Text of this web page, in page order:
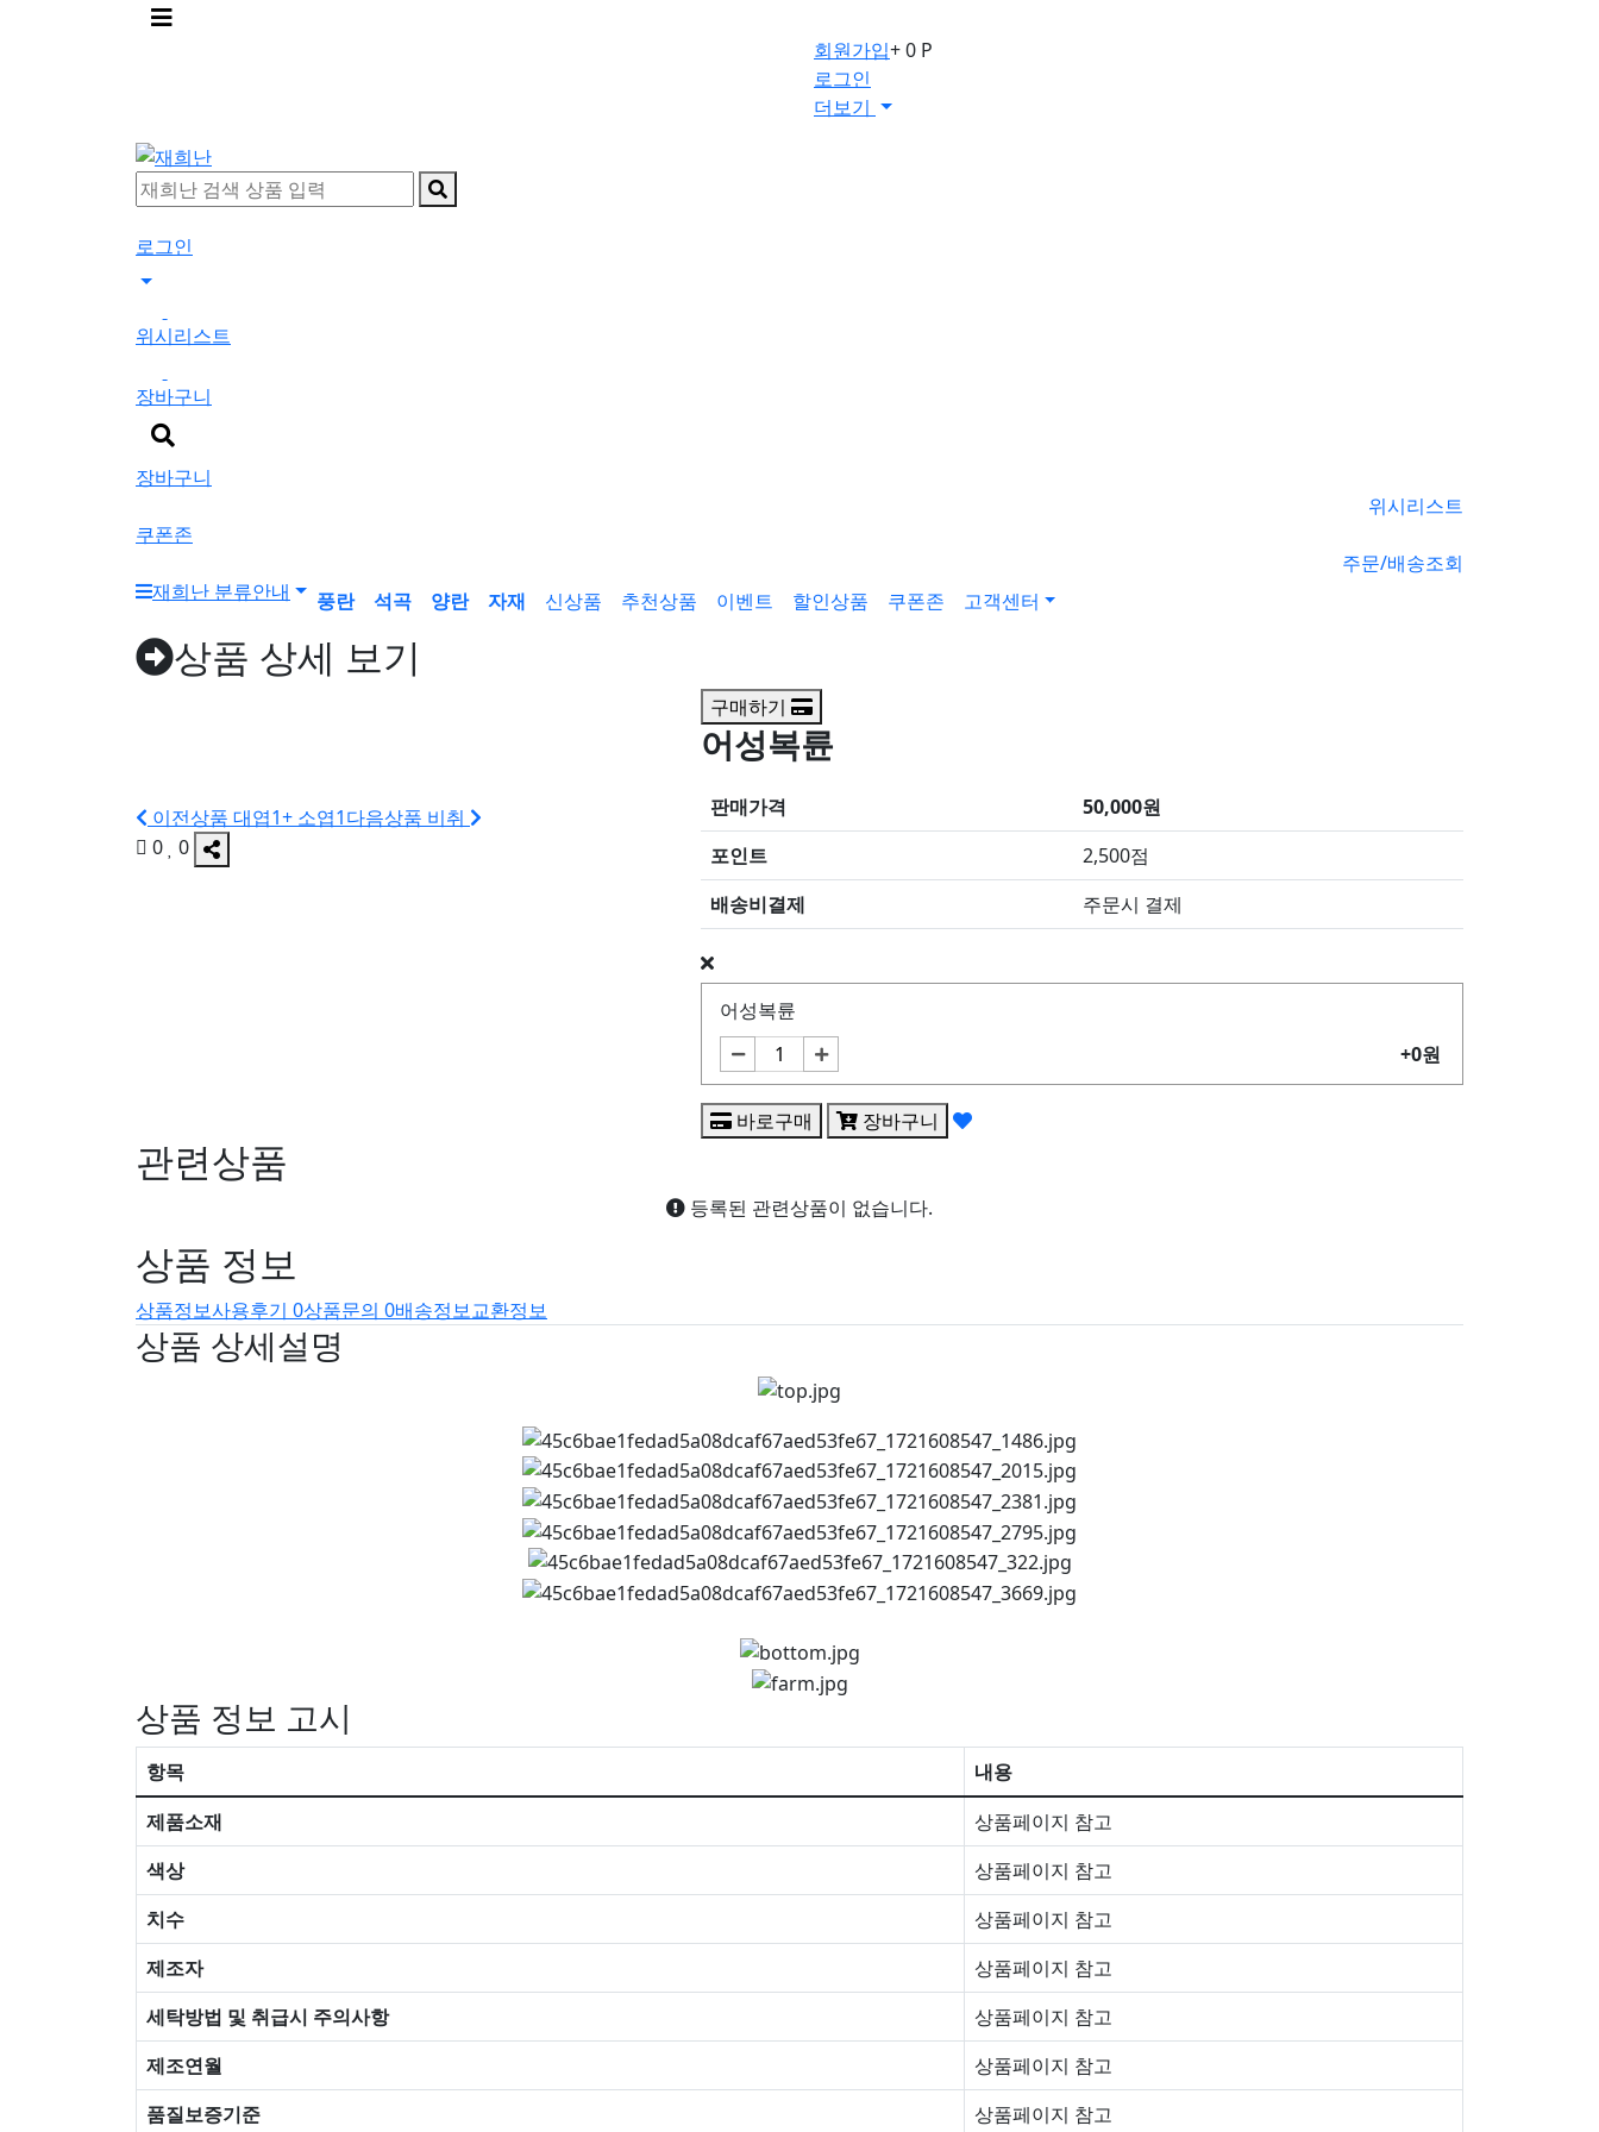
메
회원가입+ 0 P
로그인
더보기
로그인
위시리스트
장바구니
검
색
버
장바구니
위시리스트
쿠폰존
주문/배송조회
재희난 분류안내
풍란 석곡 양란 자재 신상품 추천상품 이벤트 할인상품 쿠폰존 고객센터
상품 상세 보기
이전상품 대엽1+ 소엽1다음상품 비취
0 0
구매하기
어성복륜
판매가격
50,000원
포인트
2,500점
배송비결제
주문시 결제
어성복륜
+0원
바로구매 장바구니
관련상품
등록된 관련상품이 없습니다.
상품 정보
상품정보사용후기 0상품문의 0배송정보교환정보
상품 상세설명
상품 정보 고시
항목
내용
제품소재
상품페이지 참고
색상
상품페이지 참고
치수
상품페이지 참고
제조자
상품페이지 참고
세탁방법 및 취급시 주의사항
상품페이지 참고
제조연월
상품페이지 참고
품질보증기준
상품페이지 참고